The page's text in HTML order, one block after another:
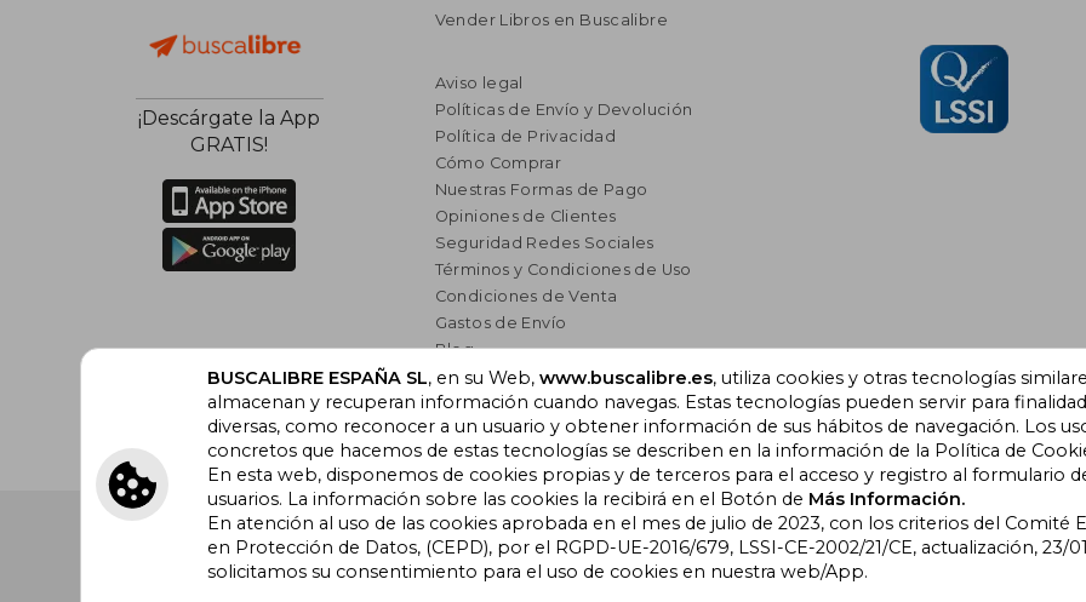
¡Descárgate la App
GRATIS!
Vender Libros en Buscalibre
Aviso legal
Políticas de Envío y Devolución
Política de Privacidad
Cómo Comprar
Nuestras Formas de Pago
Opiniones de Clientes
Seguridad Redes Sociales
Términos y Condiciones de Uso
Condiciones de Venta
Gastos de Envío
Blog
Lista de autores
Incentivo a la Lectura
Libros Recomendados
Buscalibre España. Calle Energía, 65, Nave 3 (08940), Cornellà de Llobregat,
Barcelona. Derechos Reservados.
Buscalibre Colombia Buscalibre Ecuador Buscalibre España
BUSCALIBRE ESPAÑA SL, en su Web, www.buscalibre.es, utiliza cookies y otras tecnologías
almacenan y recuperan información cuando navegas. Estas tecnologías pueden servir para
diversas, como reconocer a un usuario y obtener información de sus hábitos de navegación. Los
concretos que hacemos de estas tecnologías se describen en la información de la Política de
En esta web, disponemos de cookies propias y de terceros para el acceso y registro al formulario
usuarios. La información sobre las cookies la recibirá en el Botón de Más Información.
En atención al uso de las cookies aprobada en el mes de julio de 2023, con los criterios del Comité
en Protección de Datos, (CEPD), por el RGPD-UE-2016/679, LSSI-CE-2002/21/CE, actualización, 23/
solicitamos su consentimiento para el uso de cookies en nuestra web/App.